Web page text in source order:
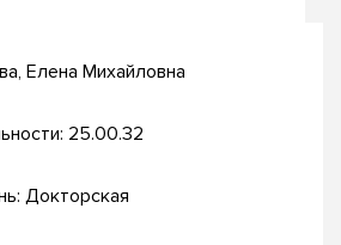
Елена Михайловна
25.00.32
Докторская